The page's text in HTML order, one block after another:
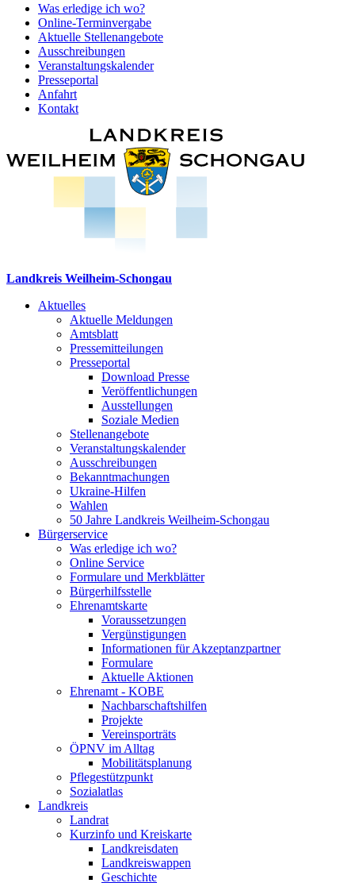
Was erledige ich wo?
Online-Terminvergabe
Aktuelle Stellenangebote
Ausschreibungen
Veranstaltungskalender
Presseportal
Anfahrt
Kontakt
Landkreis Weilheim-Schongau
Aktuelles
Aktuelle Meldungen
Amtsblatt
Pressemitteilungen
Presseportal
Download Presse
Veröffentlichungen
Ausstellungen
Soziale Medien
Stellenangebote
Veranstaltungskalender
Ausschreibungen
Bekanntmachungen
Ukraine-Hilfen
Wahlen
50 Jahre Landkreis Weilheim-Schongau
Bürgerservice
Was erledige ich wo?
Online Service
Formulare und Merkblätter
Bürgerhilfsstelle
Ehrenamtskarte
Voraussetzungen
Vergünstigungen
Informationen für Akzeptanzpartner
Formulare
Aktuelle Aktionen
Ehrenamt - KOBE
Nachbarschaftshilfen
Projekte
Vereinsporträts
ÖPNV im Alltag
Mobilitätsplanung
Pflegestützpunkt
Sozialatlas
Landkreis
Landrat
Kurzinfo und Kreiskarte
Landkreisdaten
Landkreiswappen
Geschichte